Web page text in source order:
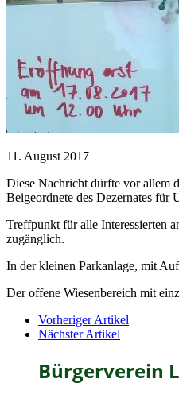
11. August 2017
Diese Nachricht dürfte vor allem
Beigeordnete des Dezernates für
Treffpunkt für alle Interessierten
zugänglich.
In der kleinen Parkanlage, mit
Der offene Wiesenbereich mit
Vorheriger Artikel
Nächster Artikel
Bürgerverein